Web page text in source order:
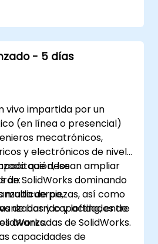
de SolidWorks.
de modelado
- 5 días
vivo impartida por un
(en línea o presencial)
mecatrónicos,
y electrónicos de nivel
que desean ampliar
de SolidWorks dominando
de piezas, así como
y capacidades de
los
multicuerpo,
de barrido y lofting, entre
avanzadas de SolidWorks.
capacidades de